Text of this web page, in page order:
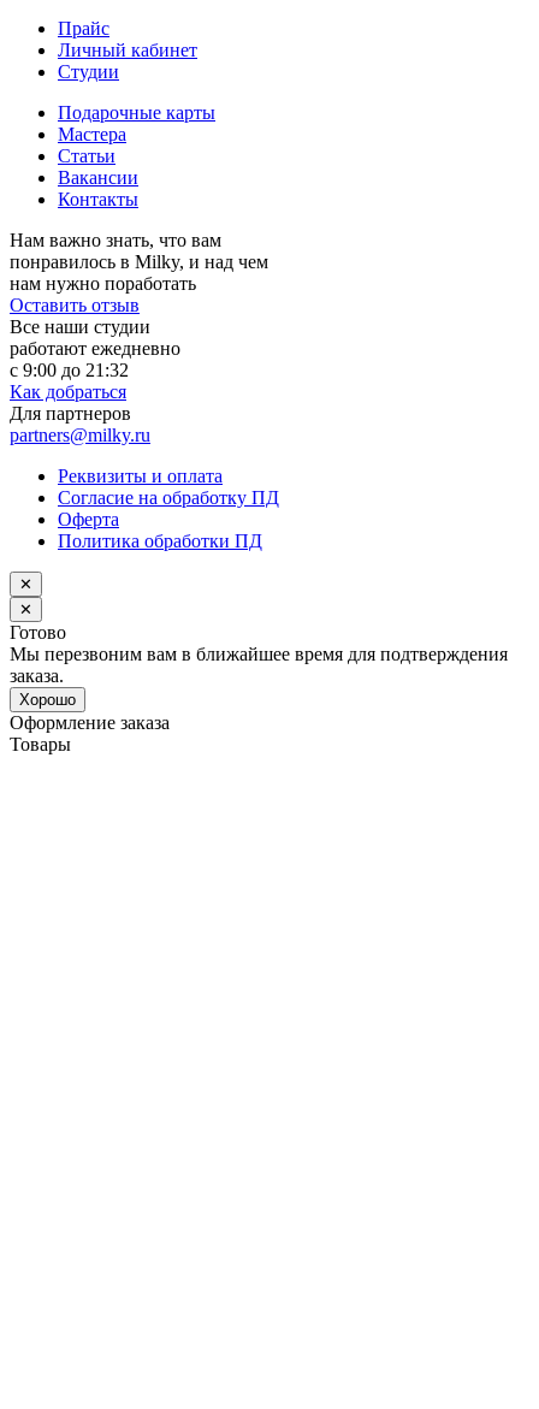
Прайс
Личный кабинет
Студии
Подарочные карты
Мастера
Статьи
Вакансии
Контакты
Нам важно знать, что вам
понравилось в Milky, и над чем
нам нужно поработать
Оставить отзыв
Все наши студии
работают ежедневно
с 9:00 до 21:32
Как добраться
Для партнеров
partners@milky.ru
Реквизиты и оплата
Согласие на обработку ПД
Оферта
Политика обработки ПД
✕
✕
Готово
Мы перезвоним вам в ближайшее время для подтверждения
заказа.
Хорошо
Оформление заказа
Товары